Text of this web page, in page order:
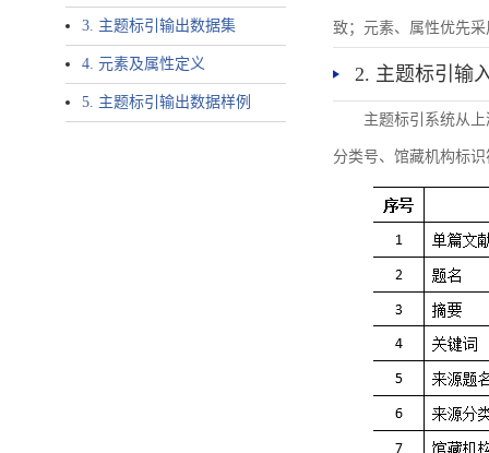
3. 主题标引输出数据集
4. 元素及属性定义
5. 主题标引输出数据样例
致；元素、属性优先
2. 主题标引输
主题标引系统从
分类号、馆藏机构标